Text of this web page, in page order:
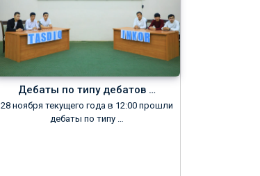
Дебаты по типу дебатов …
28 ноября текущего года в 12:00 прошли
дебаты по типу …